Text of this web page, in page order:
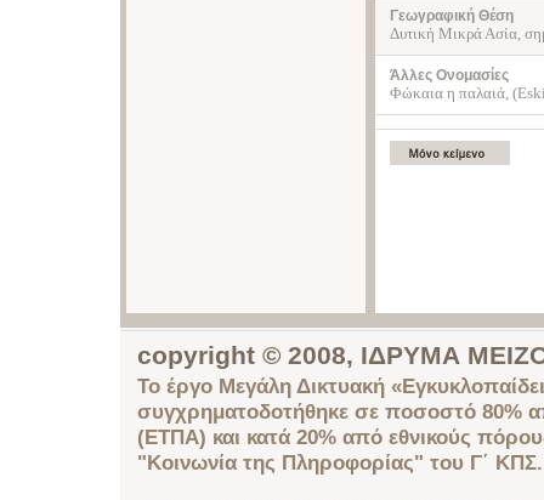
Γεωγραφική Θέση
Δυτική Μικρά Ασία,
Άλλες Ονομασίες
Φώκαια η παλαιά,
copyright © 2008, ΙΔΡΥΜΑ
Το έργο Μεγάλη Δικτυακή
συγχρηματοδοτήθηκε σε ποσοστό 80%
(ΕΤΠΑ) και κατά 20% από εθνικούς
"Κοινωνία της Πληροφορίας" του Γ΄ ΚΠΣ.